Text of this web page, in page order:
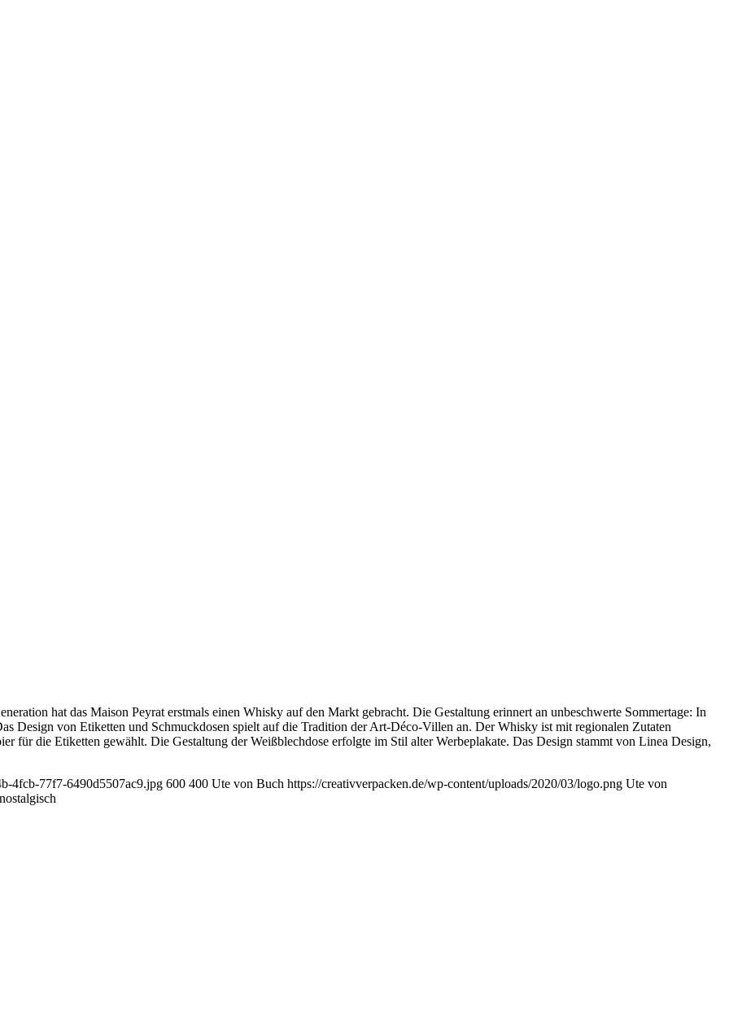
hat das Maison Peyrat erstmals einen Whisky auf den Markt gebracht. Die Gestaltung erinnert an unbeschwerte Sommertage: In
Design von Etiketten und Schmuckdosen spielt auf die Tradition der Art-Déco-Villen an. Der Whisky ist mit regionalen Zutaten
für die Etiketten gewählt. Die Gestaltung der Weißblechdose erfolgte im Stil alter Werbeplakate. Das Design stammt von Linea Design,
4fcb-77f7-6490d5507ac9.jpg 600 400 Ute von Buch https://creativverpacken.de/wp-content/uploads/2020/03/logo.png Ute von